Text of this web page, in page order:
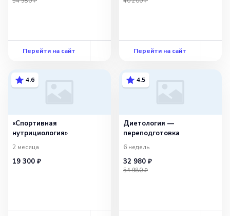
Перейти на сайт Перейти на сайт
4.6
«Спортивная
нутрициология»
2 месяца
19 300 ₽
4.5
Диетология —
переподготовка
6 недель
32 980 ₽
54 980 ₽